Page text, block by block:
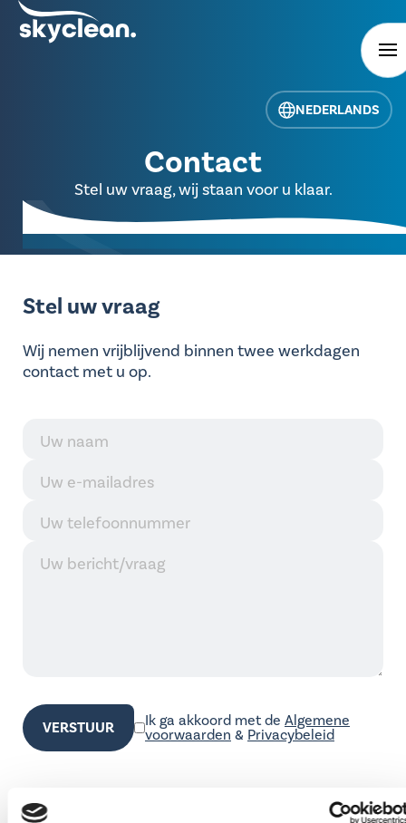
NEDERLANDS
Contact
Stel uw vraag, wij staan voor u klaar.
Stel uw vraag
Wij nemen vrijblijvend binnen twee werkdagen
contact met u op.
Ik ga akkoord met de Algemene
voorwaarden & Privacybeleid